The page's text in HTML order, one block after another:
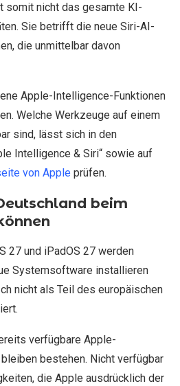
somit nicht das gesamte KI-
Sie betrifft die neue Siri-AI-
die unmittelbar davon
Apple-Intelligence-Funktionen
Welche Werkzeuge auf einem
sind, lässt sich in den
Intelligence & Siri“ sowie auf
von Apple prüfen.
beim
27 und iPadOS 27 werden
Systemsoftware installieren
nicht als Teil des europäischen
verfügbare Apple-
bestehen. Nicht verfügbar
die Apple ausdrücklich der